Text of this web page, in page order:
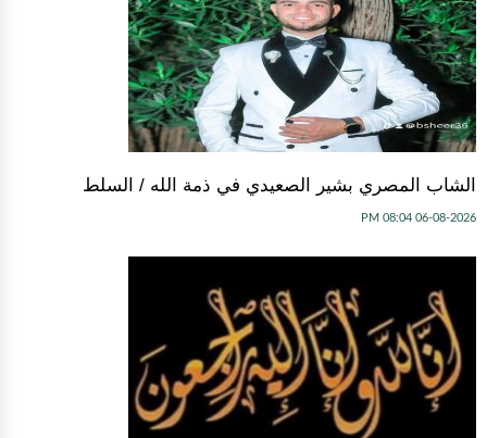
الشاب المصري بشير الصعيدي في ذمة الله / السلط
06-08-2026 08:04 PM